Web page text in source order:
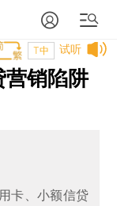
试听
T中
营销陷阱
卡、小额信贷